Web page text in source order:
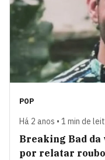
POP
Há 2 anos • 1 min de
Breaking Bad da
por relatar